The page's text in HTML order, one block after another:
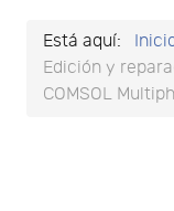
Está aquí:
Edición y
COMSOL